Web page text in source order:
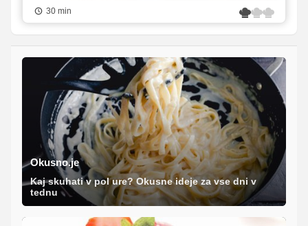
30 min
Okusno.je
Kaj skuhati v pol ure? Okusne ideje za vse dni v
tednu